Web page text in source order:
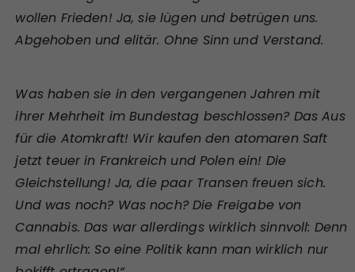
wollen Frieden! Ja, sie lügen und betrügen uns.
Abgehoben und elitär. Ohne Sinn und Verstand.
Was haben sie in den vergangenen Jahren mit
ihrer Mehrheit im Bundestag beschlossen? Das Aus
für die Atomkraft! Wir kaufen den atomaren Saft
jetzt teuer in Frankreich und Polen ein! Die
Gleichstellung! Ja, die paar Transen freuen sich.
Und was noch? Was noch? Die Freigabe von
Cannabis. Das war allerdings wirklich sinnvoll: Denn
mal ehrlich: So eine Politik kann man wirklich nur